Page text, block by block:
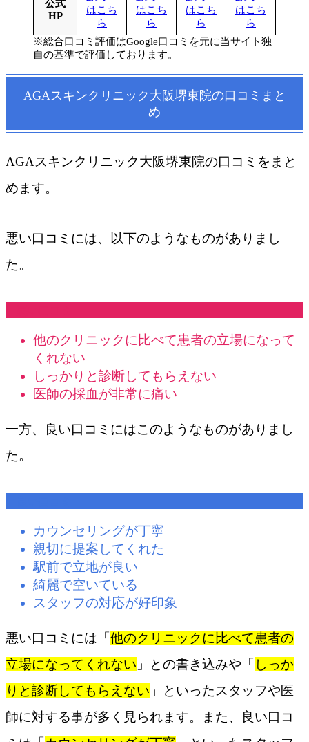
公式
HP
はこち
ら
はこち
ら
はこち
ら
はこち
ら
※総合口コミ評価はGoogle口コミを元に当サイト独
自の基準で評価しております。
AGAスキンクリニック大阪堺東院の口コミまと
め
AGAスキンクリニック大阪堺東院の口コミをまと
めます。
悪い口コミには、以下のようなものがありまし
た。
他のクリニックに比べて患者の立場になって
くれない
しっかりと診断してもらえない
医師の採血が非常に痛い
一方、良い口コミにはこのようなものがありまし
た。
カウンセリングが丁寧
親切に提案してくれた
駅前で立地が良い
綺麗で空いている
スタッフの対応が好印象
悪い口コミには「 他のクリニックに比べて患者の
立場になってくれない 」との書き込みや「 しっか
りと診断してもらえない 」といったスタッフや医
師に対する事が多く見られます。また、良い口コ